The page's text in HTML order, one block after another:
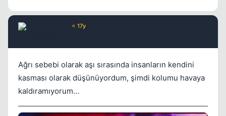
⭐ 17y
Ağrı sebebi olarak aşı sırasında insanların kendini
kasması olarak düşünüyordum, şimdi kolumu havaya
kaldıramıyorum…